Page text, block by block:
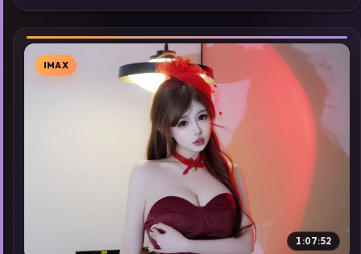
佳作，畅享高清在线追剧体验。
▶
IMAX
1:07:52